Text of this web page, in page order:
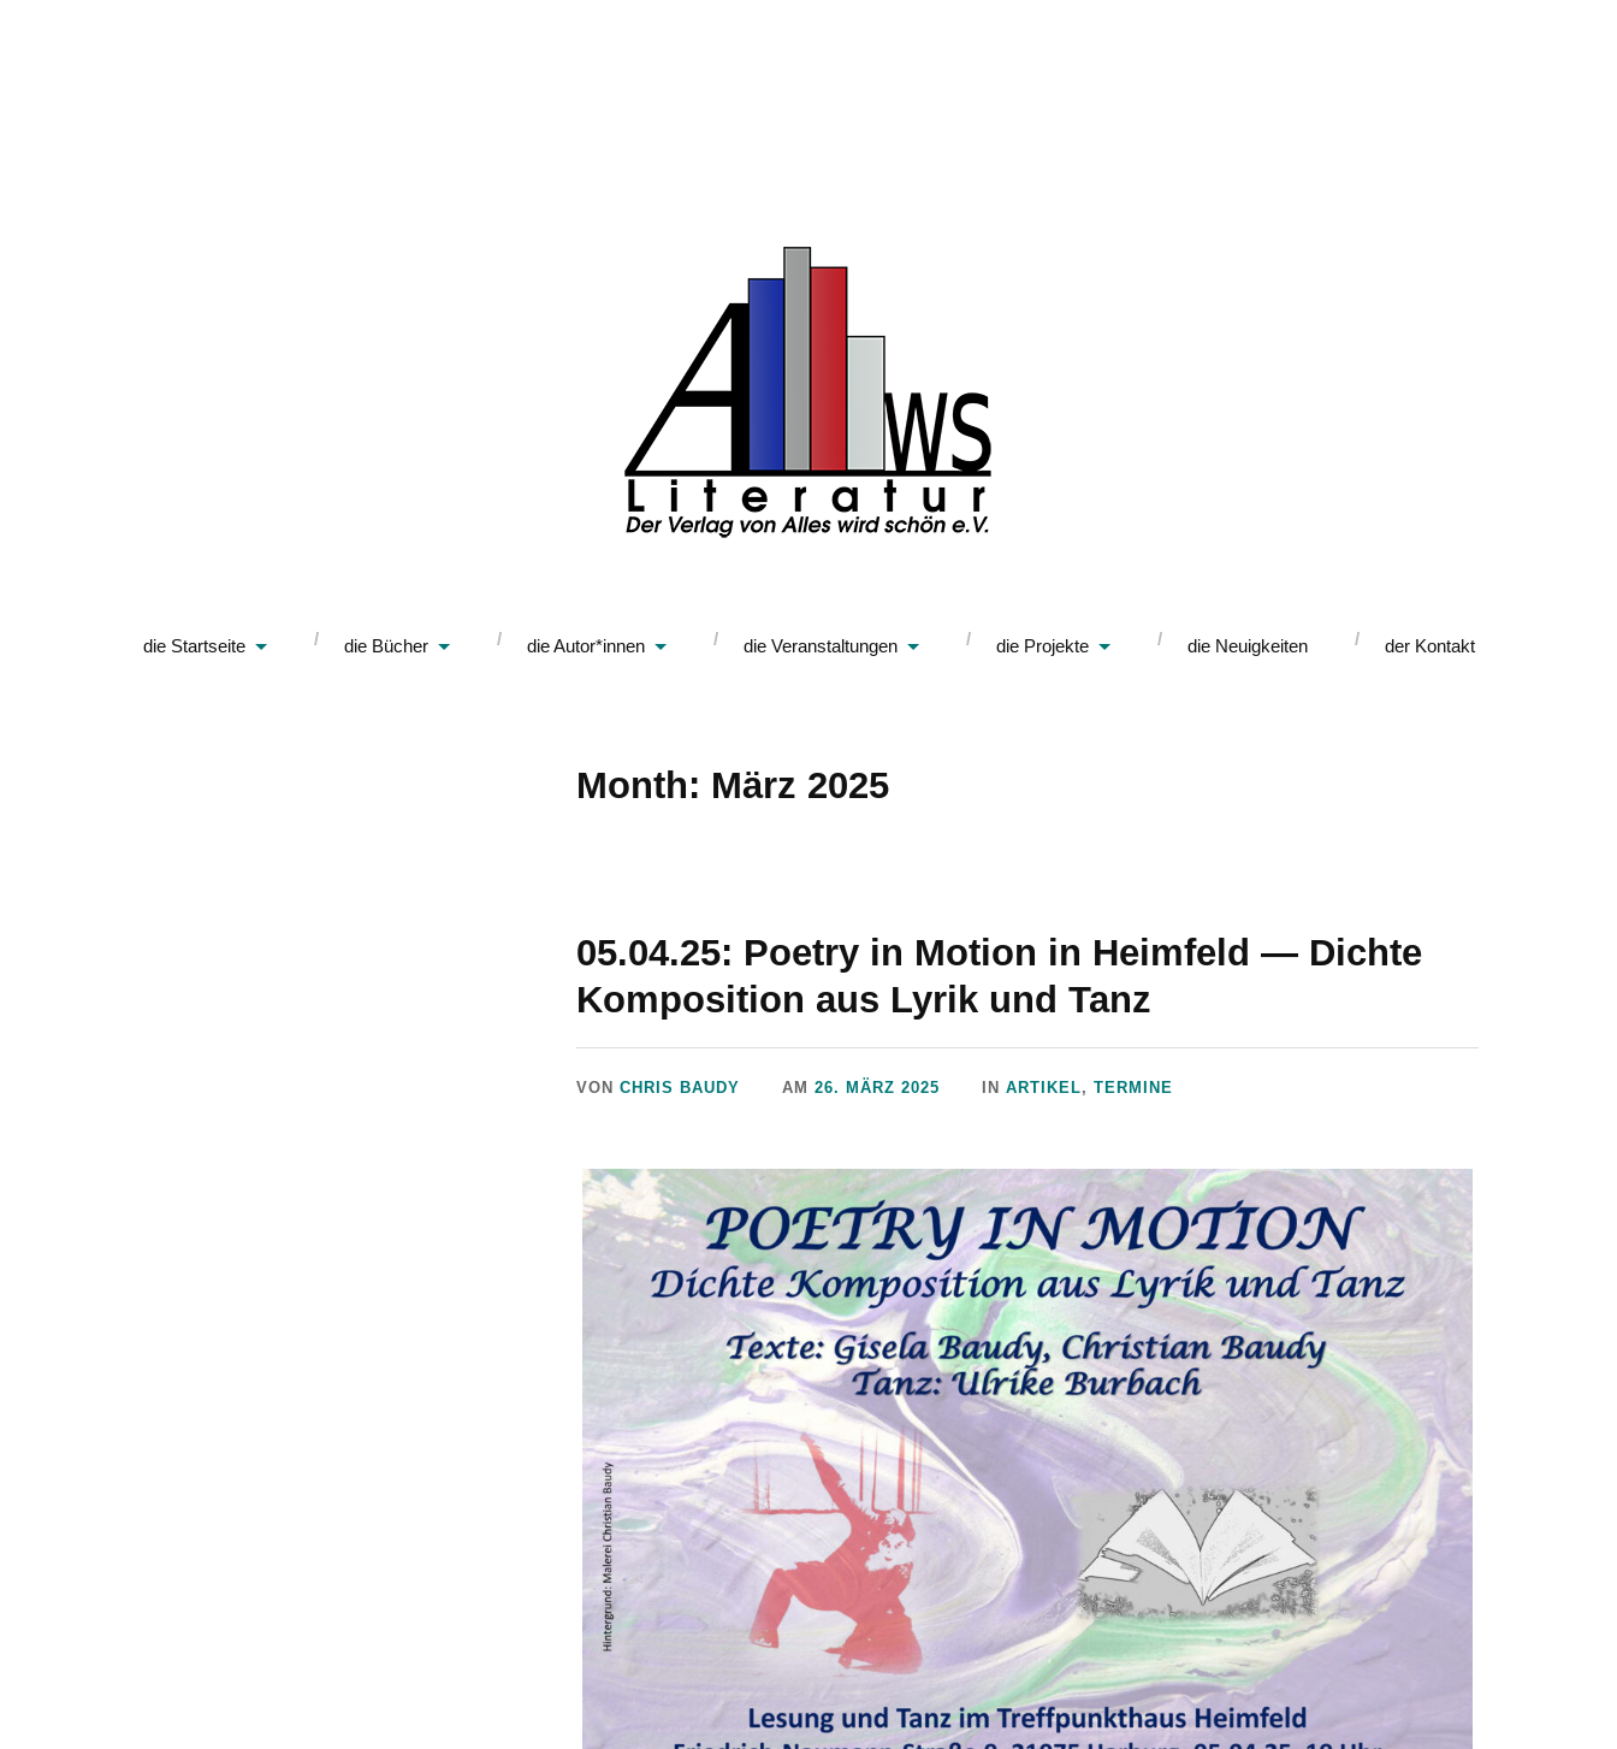
die Startseite die Bücher die Autor*innen die Veranstaltungen die Projekte die Neuigkeiten der Kontakt
Month: März 2025
05.04.25: Poetry in Motion in Heimfeld — Dichte
Komposition aus Lyrik und Tanz
VONCHRIS BAUDY AM26. MÄRZ 2025 INARTIKEL,TERMINE